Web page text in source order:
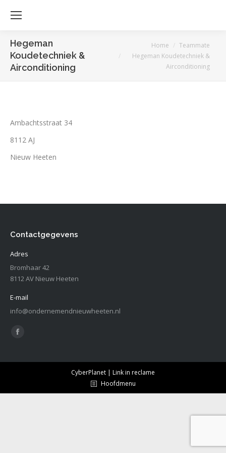
Hegeman
Koudetechniek &
Airconditioning
Home
Teammate
Hegeman Koudetechniek &
Airconditioning
Ambachtsstraat 34
8112 AJ
Nieuw Heeten
Contactgegevens
Adres
Bromhaar 42
8112 AV Nieuw Heeten
E-mail
info@ondernemendnieuwheeten.nl
Vind ons op:
Facebook
opens
CyberPlanet | Link in reclame
Hoofdmenu